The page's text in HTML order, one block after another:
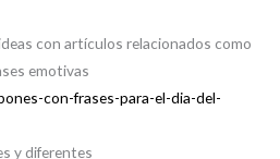
con artículos relacionados como
emotivas
con-frases-para-el-dia-del-
y diferentes